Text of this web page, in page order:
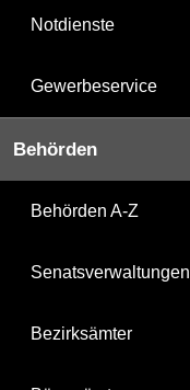
Notdienste
Gewerbeservice
Behörden
Behörden A-Z
Senatsverwaltungen
Bezirksämter